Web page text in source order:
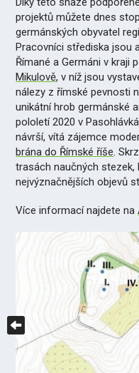
projektů můžete dnes
germánských obyvatel
Pracovníci střediska jsou
Římané a Germáni v kraji
Mikulově, v níž jsou
nálezy z římské pevnosti
unikátní hrob germánské
pololetí 2020 v
návrší, vítá zájemce
brána do Římské říše .
trasách naučných
nejvýznačnějších objevů
Více informací najdete na